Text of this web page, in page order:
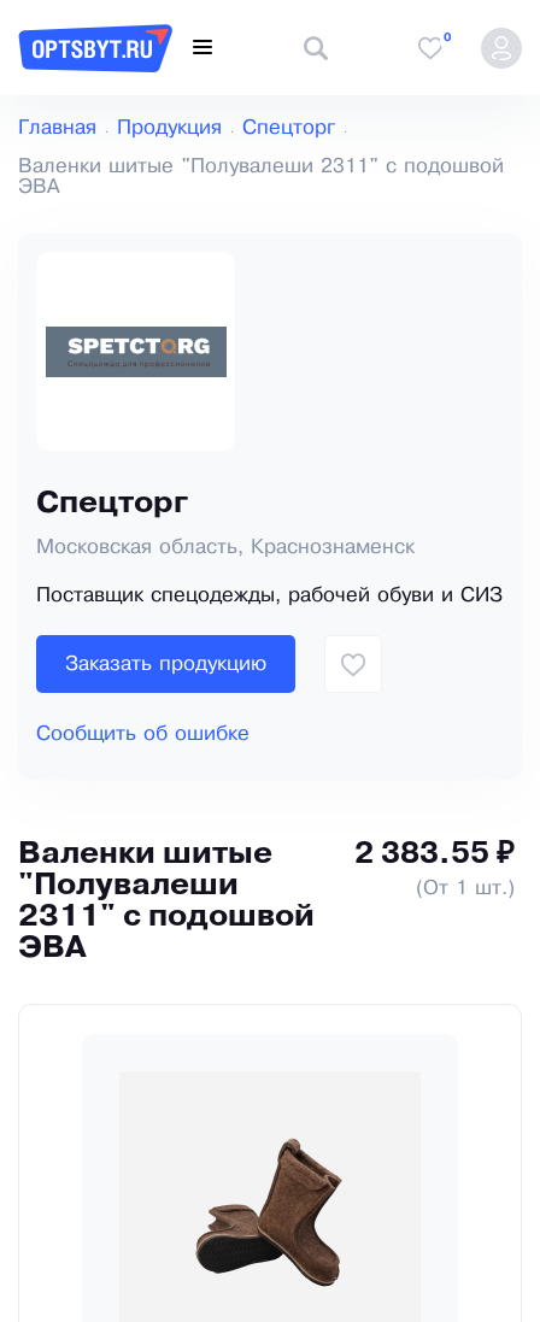
0
Главная Продукция Спецторг
Валенки шитые "Полувалеши 2311" с подошвой
ЭВА
Спецторг
Московская область, Краснознаменск
Поставщик спецодежды, рабочей обуви и СИЗ
Заказать продукцию
Сообщить об ошибке
Валенки шитые
"Полувалеши
2311" с подошвой
ЭВА
2 383.55 ₽
(От 1 шт.)